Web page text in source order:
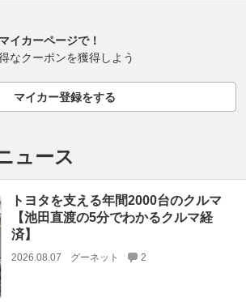
イカーページで！
なクーポンを獲得しよう
マイカー登録をする
ュース
トヨタを支える年間2000台のクルマ
【池田直渡の5分でわかるクルマ経
済】
2026.08.07 グーネット 2